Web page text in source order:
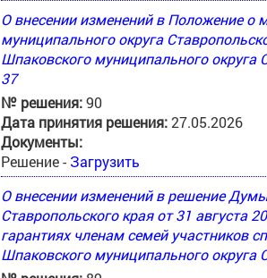
О внесении изменений в Положение
муниципального округа
Шпаковского муниципального округа
37
№ решения:90
Дата принятия решения:27.05.2026
Документы:
Решение - Загрузить
О внесении изменений в решение
Ставропольского края от 31
гарантиях членам семей участников
Шпаковского муниципального округа